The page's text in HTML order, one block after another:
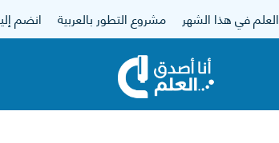
العلم في هذا الشهر مشروع التطور بالعربية انضم